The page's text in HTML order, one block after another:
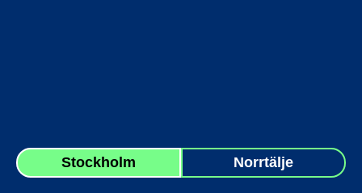
Stockholm Norrtälje